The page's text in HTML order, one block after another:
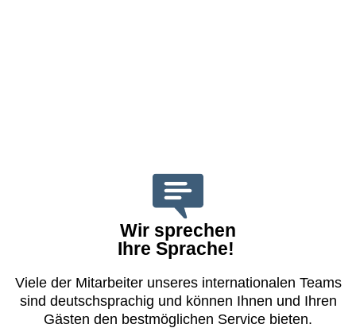
Wir sprechen
Ihre Sprache!
Viele der Mitarbeiter unseres ­internationalen Teams
sind deutschsprachig und können Ihnen und Ihren
Gästen den best­möglichen Service bieten.